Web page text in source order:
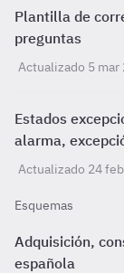
Plantilla de
preguntas
Actualizado 5 mar
Estados
alarma,
Actualizado 24
Esquemas
Adquisición,
española